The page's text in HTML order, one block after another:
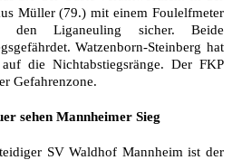
Müller (79.) mit einem Foulelfmeter
den Liganeuling sicher. Beide
Watzenborn-Steinberg hat
die Nichtabstiegsränge. Der FKP
Gefahrenzone.
sehen Mannheimer Sieg
SV Waldhof Mannheim ist der